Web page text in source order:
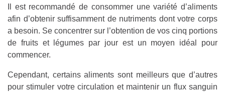
Il est recommandé de consommer une variété d’aliments
afin d’obtenir suffisamment de nutriments dont votre corps
a besoin. Se concentrer sur l’obtention de vos cinq portions
de fruits et légumes par jour est un moyen idéal pour
commencer.
Cependant, certains aliments sont meilleurs que d’autres
pour stimuler votre circulation et maintenir un flux sanguin